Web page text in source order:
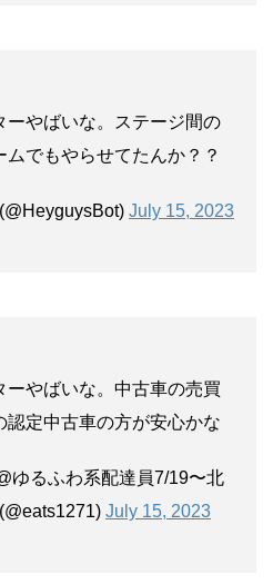
ーやばいな。ステージ間の
ムでもやらせてたんか？？
July 15, 2023
ーやばいな。中古車の売買
認定中古車の方が安心かな
ゆるふわ系配達員7/19〜北
July 15, 2023